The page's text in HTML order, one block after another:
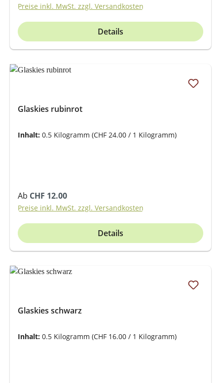
Preise inkl. MwSt. zzgl. Versandkosten
Details
Glaskies rubinrot
Inhalt: 0.5 Kilogramm (CHF 24.00 / 1 Kilogramm)
Regulärer Preis:
Ab CHF 12.00
Preise inkl. MwSt. zzgl. Versandkosten
Details
Glaskies schwarz
Inhalt: 0.5 Kilogramm (CHF 16.00 / 1 Kilogramm)